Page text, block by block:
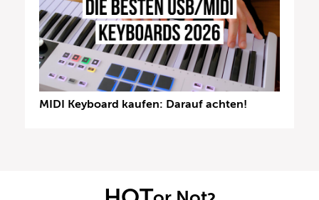
MIDI Keyboard kaufen: Darauf achten!